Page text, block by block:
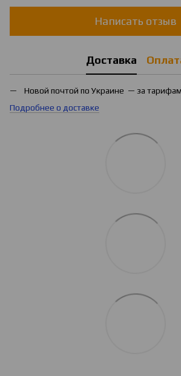
Написать отзыв
Доставка
Новой почтой по Украине — за
Подробнее о доставке